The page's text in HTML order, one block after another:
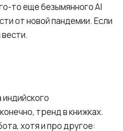
то еще безымянного AI
от новой пандемии. Если
тренд в книжках.
хотя и про другое: